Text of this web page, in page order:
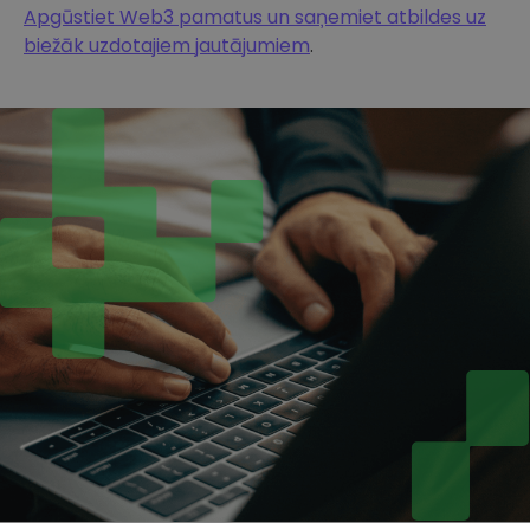
Apgūstiet Web3 pamatus un saņemiet atbildes uz
biežāk uzdotajiem jautājumiem.